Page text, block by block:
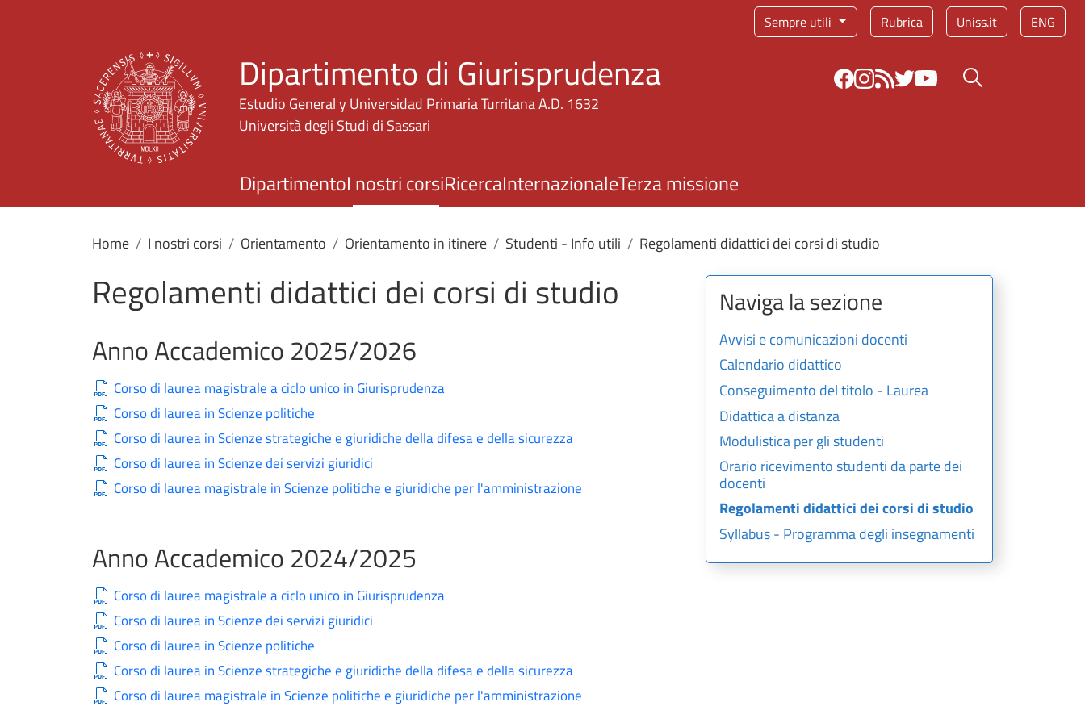
Sempre utili Rubrica Uniss.it ENG
Dipartimento di Giurisprudenza
Estudio General y Universidad Primaria Turritana A.D. 1632
Università degli Studi di Sassari
Bottone cerca
DipartimentoI nostri corsiRicercaInternazionaleTerza missione
Home I nostri corsi Orientamento Orientamento in itinere Studenti - Info utili Regolamenti didattici dei corsi di studio
Regolamenti didattici dei corsi di studio
Anno Accademico 2025/2026
Corso di laurea magistrale a ciclo unico in Giurisprudenza
Corso di laurea in Scienze politiche
Corso di laurea in Scienze strategiche e giuridiche della difesa e della sicurezza
Corso di laurea in Scienze dei servizi giuridici
Corso di laurea magistrale in Scienze politiche e giuridiche per l'amministrazione
Anno Accademico 2024/2025
Corso di laurea magistrale a ciclo unico in Giurisprudenza
Corso di laurea in Scienze dei servizi giuridici
Corso di laurea in Scienze politiche
Corso di laurea in Scienze strategiche e giuridiche della difesa e della sicurezza
Corso di laurea magistrale in Scienze politiche e giuridiche per l'amministrazione
Naviga la sezione
Avvisi e comunicazioni docenti
Calendario didattico
Conseguimento del titolo - Laurea
Didattica a distanza
Modulistica per gli studenti
Orario ricevimento studenti da parte dei
docenti
Regolamenti didattici dei corsi di studio
Syllabus - Programma degli insegnamenti